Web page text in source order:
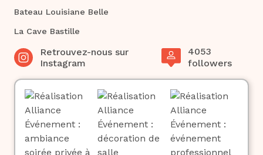
Bateau Louisiane Belle
La Cave Bastille
Retrouvez-nous sur
Instagram
4053
followers